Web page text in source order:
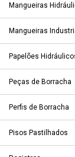
Mangueiras
Mangueiras
Papelões
Peças de Borracha
Perfis de Borracha
Pisos Pastilhados